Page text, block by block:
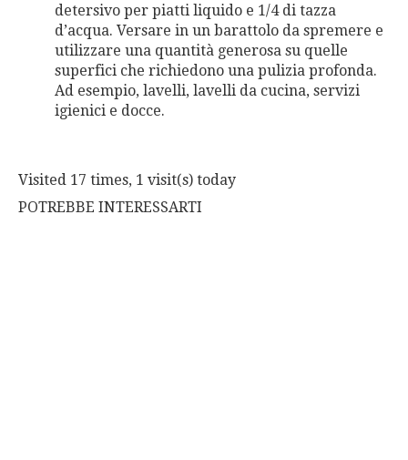
detersivo per piatti liquido e 1/4 di tazza
d’acqua. Versare in un barattolo da spremere e
utilizzare una quantità generosa su quelle
superfici che richiedono una pulizia profonda.
Ad esempio, lavelli, lavelli da cucina, servizi
igienici e docce.
Visited 17 times, 1 visit(s) today
POTREBBE INTERESSARTI